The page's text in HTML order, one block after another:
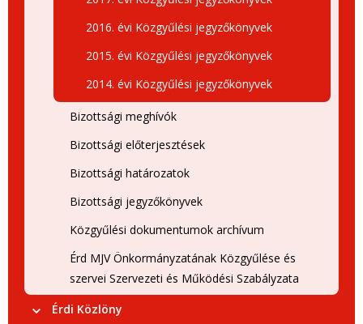
2016. évi Közgyűlési jegyzőkönyvek
2015. évi Közgyűlési jegyzőkönyvek
2014. évi Közgyűlési jegyzőkönyvek
Bizottsági meghívók
Bizottsági előterjesztések
Bizottsági határozatok
Bizottsági jegyzőkönyvek
Közgyűlési dokumentumok archívum
Érd MJV Önkormányzatának Közgyűlése és
szervei Szervezeti és Működési Szabályzata
Érdi Közlöny